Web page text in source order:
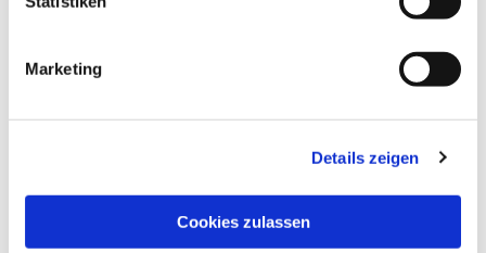
Marketing
Details zeigen
Cookies zulassen
hierfür erfolgt direkt bei Sabine Petters unter Tel.:
Lassen Sie uns gemeinsam die grünen Pfade des
Lebens erkunden und im Einklang mit der Natur